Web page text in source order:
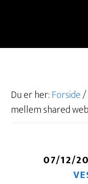
Du er her:Forside/
mellem shared
07/12/